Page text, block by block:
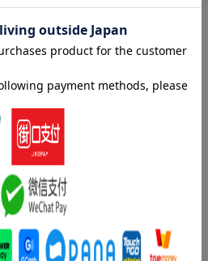
し方／得意なものをつくる！ ほ
さんの「使命」（二十一世紀は日
志す ほか）
ータベースより）
まれる。１９６０年北海道大学理学
入社。鋼の凝固の研究で１９６８年
受賞。教育の荒廃に着目し、教育活
もせ方式」を提唱し、青少年や親や
「人間づくり」を行っている。また
ミナール」など、各種ゼミナールの